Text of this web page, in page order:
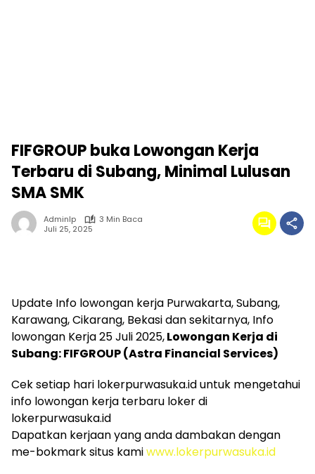
FIFGROUP buka Lowongan Kerja
Terbaru di Subang, Minimal Lulusan
SMA SMK
Adminlp
3 Min Baca
Juli 25, 2025
Update Info lowongan kerja Purwakarta, Subang,
Karawang, Cikarang, Bekasi dan sekitarnya, Info
lowongan Kerja 25 Juli 2025,Lowongan Kerja di
Subang: FIFGROUP (Astra Financial Services)
Cek setiap hari lokerpurwasuka.id untuk mengetahui
info lowongan kerja terbaru loker di
lokerpurwasuka.id
Dapatkan kerjaan yang anda dambakan dengan
me-bokmark situs kamiwww.lokerpurwasuka.id